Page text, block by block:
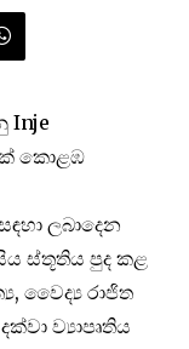
Inje
කොළඹ
ලබාදෙන
ස්තූතිය පුද කළ
වෛද්‍ය රාජිත
ව්‍යාපෘතිය